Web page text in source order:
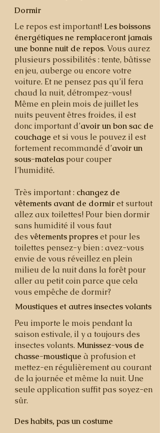
Dormir
Le repos est important! Les boissons
énergétiques ne remplaceront jamais
une bonne nuit de repos. Vous aurez
plusieurs possibilités : tente, bâtisse
en jeu, auberge ou encore votre
voiture. Et ne pensez pas qu’il fera
chaud la nuit, détrompez-vous!
Même en plein mois de juillet les
nuits peuvent êtres froides, il est
donc important d’avoir un bon sac de
couchage et si vous le pouvez il est
fortement recommandé d’avoir un
sous-matelas pour couper
l’humidité.
Très important : changez de
vêtements avant de dormiret surtout
allez aux toilettes! Pour bien dormir
sans humidité il vous faut
des vêtements propreset pour les
toilettes pensez-y bien : avez-vous
envie de vous réveillez en plein
milieu de la nuit dans la forêt pour
aller au petit coin parce que cela
vous empêche de dormir?
Moustiques et autres insectes volants
Peu importe le mois pendant la
saison estivale, il y a toujours des
insectes volants. Munissez-vous de
chasse-moustique à profusion et
mettez-en régulièrement au courant
de la journée et même la nuit. Une
seule application suffit pas soyez-en
sûr.
Des habits, pas un costume